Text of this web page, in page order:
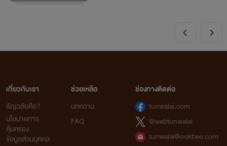
เกี่ยวกับเรา
ธัญวลัยคือ?
นโยบายการ
คุ้มครอง
ข้อมูลส่วนบุคคล
ช่วยเหลือ
บทความ
FAQ
ช่องทางติดต่อ
tunwalai.com
@webtunwalai
tunwalai@ookbee.com